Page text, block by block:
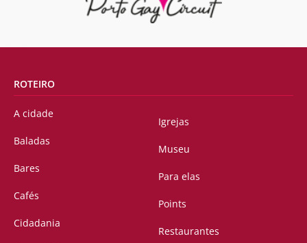
ROTEIRO
A cidade
Baladas
Bares
Cafés
Cidadania
Igrejas
Museu
Para elas
Points
Restaurantes